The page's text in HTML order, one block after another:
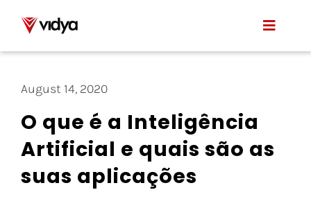
content
Toggle
Product
About Us
Resources
August 14, 2020
O que é a Inteligência
Artificial e quais são as
suas aplicações